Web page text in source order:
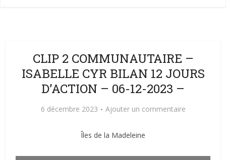
CLIP 2 COMMUNAUTAIRE –
ISABELLE CYR BILAN 12 JOURS
D’ACTION – 06-12-2023 –
6 décembre 2023 Ajouter un commentaire
Îles de la Madeleine